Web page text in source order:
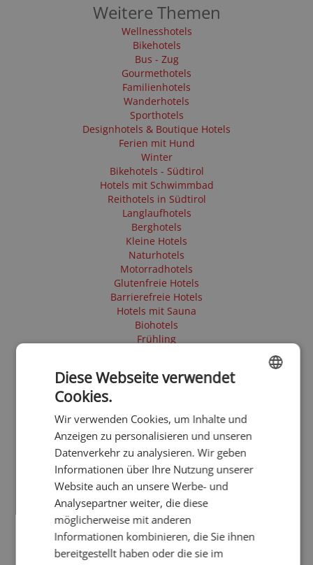
Weitere Themen
Wellnesshotels
Bikehotels
Bus - Zug
Gourmethotels
Familienhotels
Wanderhotels
Sporthotels
Designhotels & Boutique Hotels
Ferien mit Hund
Winter
Bikehotels - Südtirol
Hotels mit Schwimmbad
Reithotels in Südtirol
Langlaufhotels
Berghotels
Kleine Hotels
Naturhotels
Motorradhotels
Glutenfreie Hotels
Barrierefreie Hotels
Hotels mit Sauna
Biohotels
Frühling
Skihotels
Tesla Ladestation
Schneeschuh - Winterwandern
Skitouren
Urlaub ab 90€
Bikehotels - Südtirol
GERMAN
Diese Webseite verwendet
Cookies.
Wir verwenden Cookies, um Inhalte und
Anzeigen zu personalisieren und unseren
Datenverkehr zu analysieren. Wir geben
Informationen über Ihre Nutzung unserer
Website auch an unsere Werbe- und
Analysepartner weiter, die diese
möglicherweise mit anderen
Informationen kombinieren, die Sie ihnen
bereitgestellt haben oder die sie im